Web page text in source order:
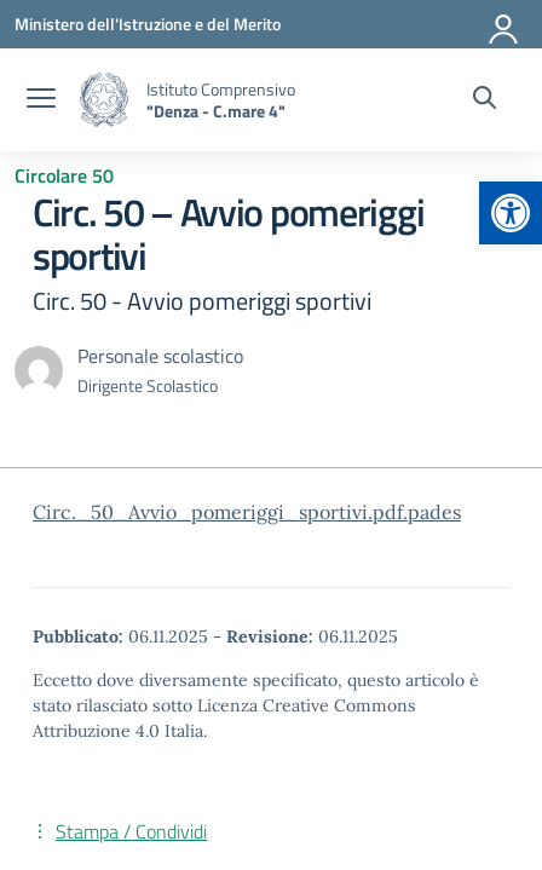
Vai ai contenuti
Vai al menu di navigazione
Vai al footer
Ministero dell'Istruzione e del Merito
Istituto Comprensivo
"Denza - C.mare 4"
Circolare 50
Circ. 50 – Avvio pomeriggi
sportivi
Circ. 50 - Avvio pomeriggi sportivi
Personale scolastico
Dirigente Scolastico
Circ._50_Avvio_pomeriggi_sportivi.pdf.pades
Pubblicato: 06.11.2025 - Revisione: 06.11.2025
Eccetto dove diversamente specificato, questo articolo è
stato rilasciato sotto Licenza Creative Commons
Attribuzione 4.0 Italia.
Stampa / Condividi